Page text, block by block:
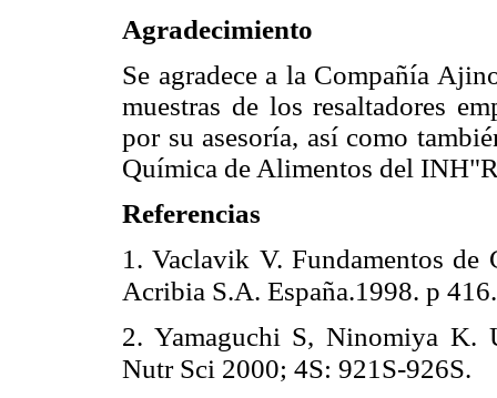
Agradecimiento
Se agradece a la Compañía
muestras de los resaltadores
por su asesoría, así como
Química de Alimentos del
Referencias
1. Vaclavik V. Fundamentos
Acribia S.A. España.1998. p 416.
2. Yamaguchi S, Ninomiya K.
Nutr Sci 2000; 4S: 921S-926S.